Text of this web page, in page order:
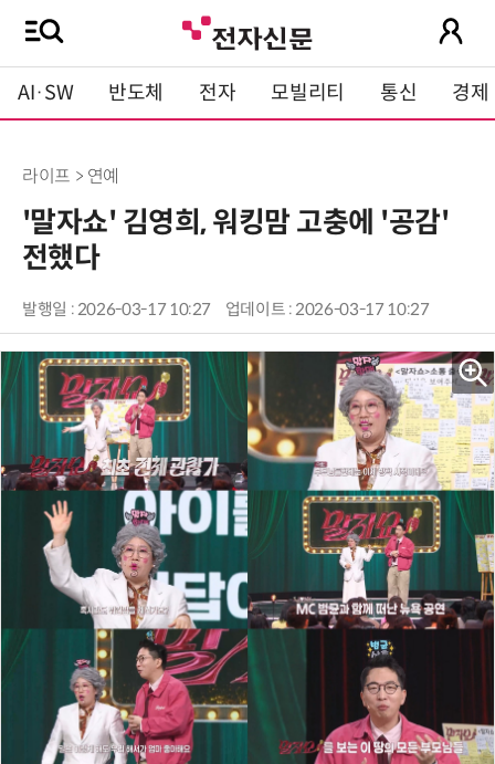
AI·SW 반도체 전자 모빌리티 통신 경제
라이프 > 연예
'말자쇼' 김영희, 워킹맘 고충에 '공감'
전했다
발행일 : 2026-03-17 10:27 업데이트 : 2026-03-17 10:27